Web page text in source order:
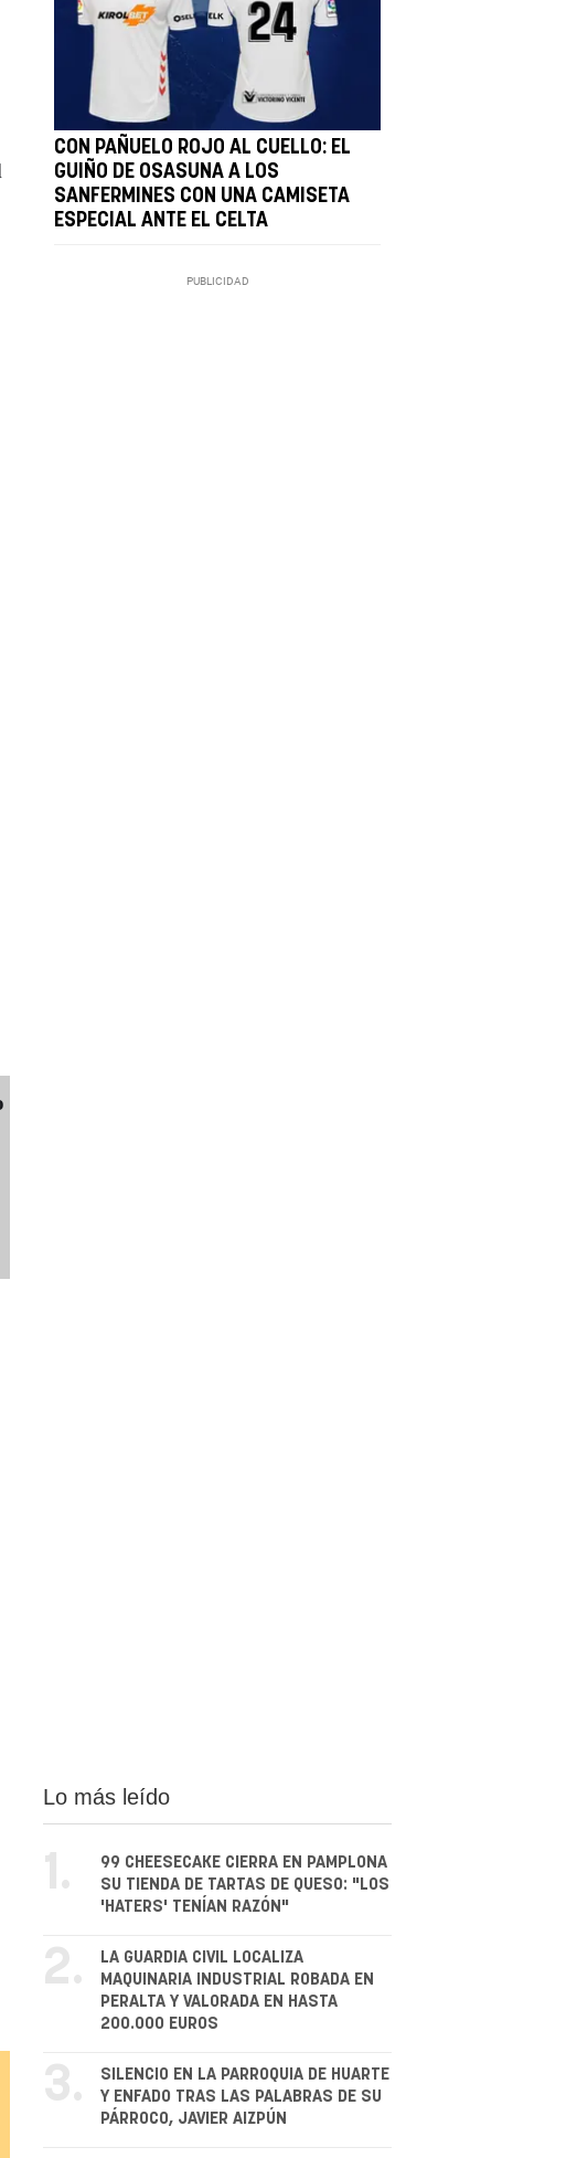
CON PAÑUELO ROJO AL CUELLO: EL
GUIÑO DE OSASUNA A LOS
SANFERMINES CON UNA CAMISETA
ESPECIAL ANTE EL CELTA
Lo más leído
1.
99 CHEESECAKE CIERRA EN PAMPLONA
SU TIENDA DE TARTAS DE QUESO: "LOS
'HATERS' TENÍAN RAZÓN"
2.
LA GUARDIA CIVIL LOCALIZA
MAQUINARIA INDUSTRIAL ROBADA EN
PERALTA Y VALORADA EN HASTA
200.000 EUROS
3.
SILENCIO EN LA PARROQUIA DE HUARTE
Y ENFADO TRAS LAS PALABRAS DE SU
PÁRROCO, JAVIER AIZPÚN